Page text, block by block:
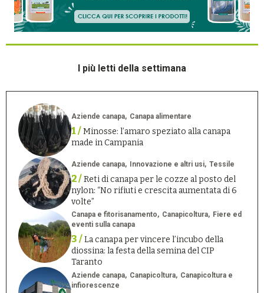
I più letti della settimana
Aziende canapa Canapa alimentare
1 /Minosse: l’amaro speziato alla canapa
made in Campania
Aziende canapa Innovazione e altri usi Tessile
2 /Reti di canapa per le cozze al posto del
nylon: “No rifiuti e crescita aumentata di 6
volte”
Canapa e fitorisanamento Canapicoltura
Fiere ed
eventi sulla canapa
3 /La canapa per vincere l’incubo della
diossina: la festa della semina del CIP
Taranto
Aziende canapa Canapicoltura
Canapicoltura e
infiorescenze